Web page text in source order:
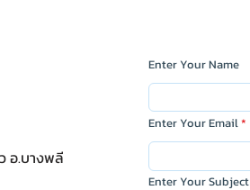
อ.บางพลี
Enter Your Name
Enter Your Email
Enter Your Subject